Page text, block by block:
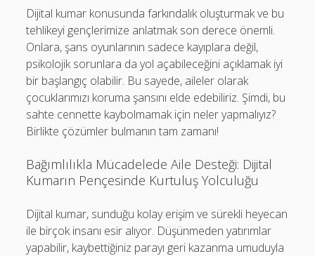
Dijital kumar konusunda farkındalık oluşturmak ve bu
tehlikeyi gençlerimize anlatmak son derece önemli.
Onlara, şans oyunlarının sadece kayıplara değil,
psikolojik sorunlara da yol açabileceğini açıklamak iyi
bir başlangıç olabilir. Bu sayede, aileler olarak
çocuklarımızı koruma şansını elde edebiliriz. Şimdi, bu
sahte cennette kaybolmamak için neler yapmalıyız?
Birlikte çözümler bulmanın tam zamanı!
Bağımlılıkla Mücadelede Aile Desteği: Dijital
Kumarın Pençesinde Kurtuluş Yolculuğu
Dijital kumar, sunduğu kolay erişim ve sürekli heyecan
ile birçok insanı esir alıyor. Düşünmeden yatırımlar
yapabilir, kaybettiğiniz parayı geri kazanma umuduyla